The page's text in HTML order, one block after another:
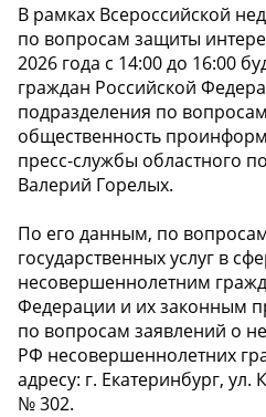
В рамках Всероссийской
по вопросам защиты
2026 года с 14:00 до 16:00
граждан Российской
подразделения по
общественность
пресс-службы областного
Валерий Горелых.
По его данным, по
государственных услуг в
несовершеннолетним
Федерации и их законным
по вопросам заявлений о
РФ несовершеннолетних
адресу: г. Екатеринбург, ул.
№ 302.